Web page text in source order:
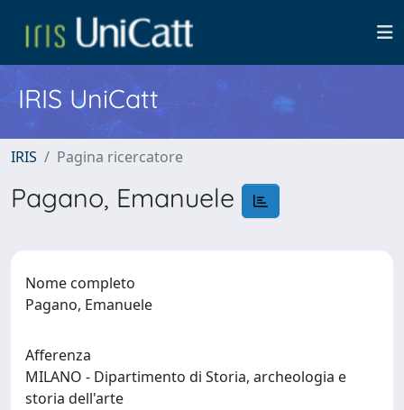
IRIS UniCatt
IRIS Pagina ricercatore
Pagano, Emanuele
Nome completo
Pagano, Emanuele
Afferenza
MILANO - Dipartimento di Storia, archeologia e
storia dell'arte